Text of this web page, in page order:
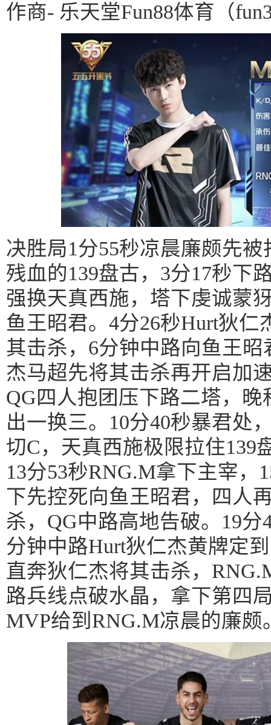
作商- 乐天堂Fun88体育（
决胜局1分55秒凉晨廉颇先
残血的139盘古，3分17秒下
强换天真西施，塔下虔诚蒙
鱼王昭君。4分26秒Hurt狄
其击杀，6分钟中路向鱼王
杰马超先将其击杀再开启加
QG四人抱团压下路二塔，
出一换三。10分40秒暴君处
切C，天真西施极限拉住139
13分53秒RNG.M拿下主宰，
下先控死向鱼王昭君，四人
杀，QG中路高地告破。19
分钟中路Hurt狄仁杰黄牌定
直奔狄仁杰将其击杀，
路兵线点破水晶，拿下第四
MVP给到RNG.M凉晨的廉颇